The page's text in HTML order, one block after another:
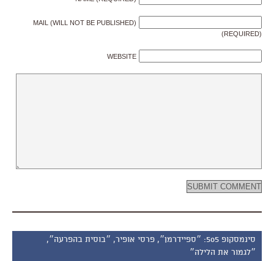
MAIL (WILL NOT BE PUBLISHED)
(REQUIRED)
WEBSITE
סינמסקופ 505: ״ספיידרמן״, פרסי אופיר, ״בוסית בהפרעה״,
״לגמור את הלילה״